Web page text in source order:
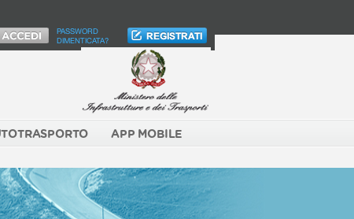
PASSWORD
DIMENTICATA?
APP MOBILE